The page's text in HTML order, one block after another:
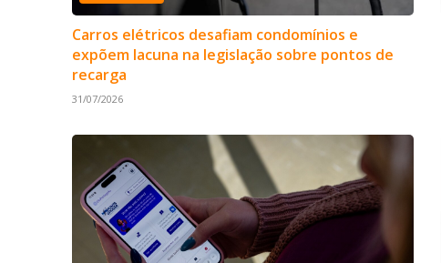
Carros elétricos desafiam condomínios e
expõem lacuna na legislação sobre pontos de
recarga
31/07/2026